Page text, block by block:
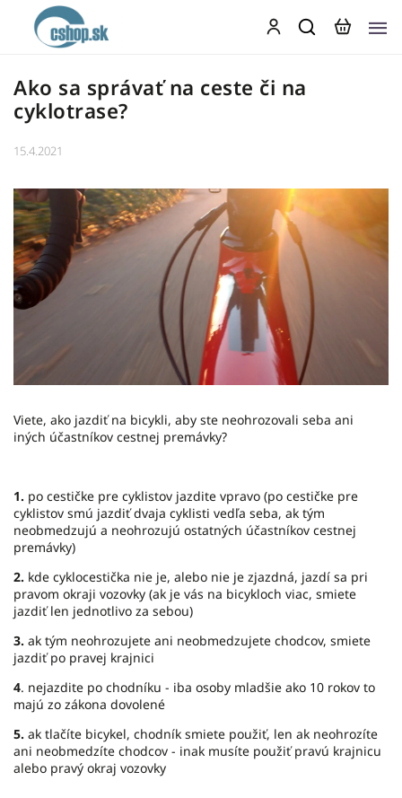
Ako sa správať na ceste či na
cyklotrase?
15.4.2021
Viete, ako jazdiť na bicykli, aby ste neohrozovali seba ani
iných účastníkov cestnej premávky?
1. po cestičke pre cyklistov jazdite vpravo (po cestičke pre
cyklistov smú jazdiť dvaja cyklisti vedľa seba, ak tým
neobmedzujú a neohrozujú ostatných účastníkov cestnej
premávky)
2. kde cyklocestička nie je, alebo nie je zjazdná, jazdí sa pri
pravom okraji vozovky (ak je vás na bicykloch viac, smiete
jazdiť len jednotlivo za sebou)
3. ak tým neohrozujete ani neobmedzujete chodcov, smiete
jazdiť po pravej krajnici
4. nejazdite po chodníku - iba osoby mladšie ako 10 rokov to
majú zo zákona dovolené
5. ak tlačíte bicykel, chodník smiete použiť, len ak neohrozíte
ani neobmedzíte chodcov - inak musíte použiť pravú krajnicu
alebo pravý okraj vozovky